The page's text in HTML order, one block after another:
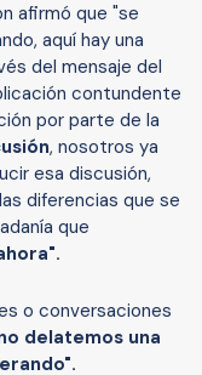
afirmó que "se
aquí hay una
del mensaje del
contundente
por parte de la
, nosotros ya
esa discusión,
diferencias que se
que
o conversaciones
delatemos una